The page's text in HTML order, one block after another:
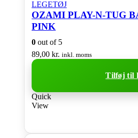
LEGETØJ
OZAMI PLAY-N-TUG
PINK
0 out of 5
89,00 kr. inkl. moms
Tilføj til
Quick
View